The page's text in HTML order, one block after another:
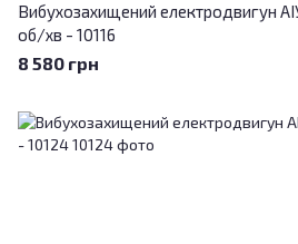
Вибухозахищений електродвигун
об/хв - 10116
8 580 грн